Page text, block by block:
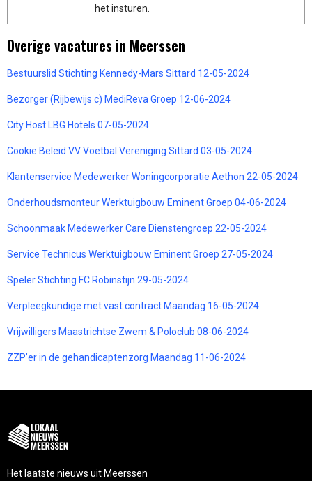
het insturen.
Overige vacatures in Meerssen
Bestuurslid Stichting Kennedy-Mars Sittard 12-05-2024
Bezorger (Rijbewijs c) MediReva Groep 12-06-2024
City Host LBG Hotels 07-05-2024
Cookie Beleid VV Voetbal Vereniging Sittard 03-05-2024
Klantenservice Medewerker Woningcorporatie Aethon 22-05-2024
Onderhoudsmonteur Werktuigbouw Eminent Groep 04-06-2024
Schoonmaak Medewerker Care Dienstengroep 22-05-2024
Service Technicus Werktuigbouw Eminent Groep 27-05-2024
Speler Stichting FC Robinstijn 29-05-2024
Verpleegkundige met vast contract Maandag 16-05-2024
Vrijwilligers Maastrichtse Zwem & Poloclub 08-06-2024
ZZP’er in de gehandicaptenzorg Maandag 11-06-2024
Het laatste nieuws uit Meerssen